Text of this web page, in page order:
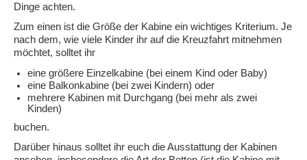
Dinge achten.
Zum einen ist die Größe der Kabine ein wichtiges Kriterium. Je
nach dem, wie viele Kinder ihr auf die Kreuzfahrt mitnehmen
möchtet, solltet ihr
eine größere Einzelkabine (bei einem Kind oder Baby)
eine Balkonkabine (bei zwei Kindern) oder
mehrere Kabinen mit Durchgang (bei mehr als zwei
Kinden)
buchen.
Darüber hinaus solltet ihr euch die Ausstattung der Kabinen